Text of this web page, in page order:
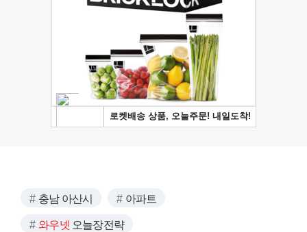
충남 아산시 아파트
와우넷 오늘장전략